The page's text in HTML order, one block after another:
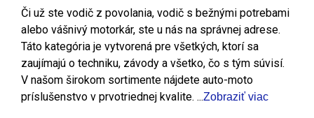
Či už ste vodič z povolania, vodič s bežnými potrebami
alebo vášnivý motorkár, ste u nás na správnej adrese.
Táto kategória je vytvorená pre všetkých, ktorí sa
zaujímajú o techniku, závody a všetko, čo s tým súvisí.
V našom širokom sortimente nájdete auto-moto
príslušenstvo v prvotriednej kvalite. ...Zobraziť viac